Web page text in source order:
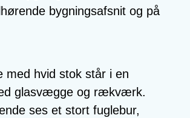
bygningsafsnit og på